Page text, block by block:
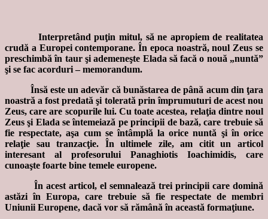
Interpretând puţin mitul, să ne apropiem de realitatea
crudă a Europei contemporane. În epoca noastră, noul Zeus se
preschimbă în taur şi ademeneşte Elada să facă o nouă „nuntă”
şi se fac acorduri – memorandum.
Însă este un adevăr că bunăstarea de până acum din ţara
noastră a fost predată şi tolerată prin împrumuturi de acest nou
Zeus, care are scopurile lui. Cu toate acestea, relaţia dintre noul
Zeus şi Elada se întemeiază pe principii de bază, care trebuie să
fie respectate, aşa cum se întâmplă la orice nuntă şi în orice
relaţie sau tranzacţie. În ultimele zile, am citit un articol
interesant al profesorului Panaghiotis Ioachimidis, care
cunoaşte foarte bine temele europene.
În acest articol, el semnalează trei principii care domină
astăzi în Europa, care trebuie să fie respectate de membri
Uniunii Europene, dacă vor să rămână în această formaţiune.